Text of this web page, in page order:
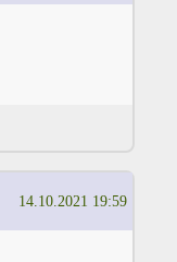
14.10.2021 19:59